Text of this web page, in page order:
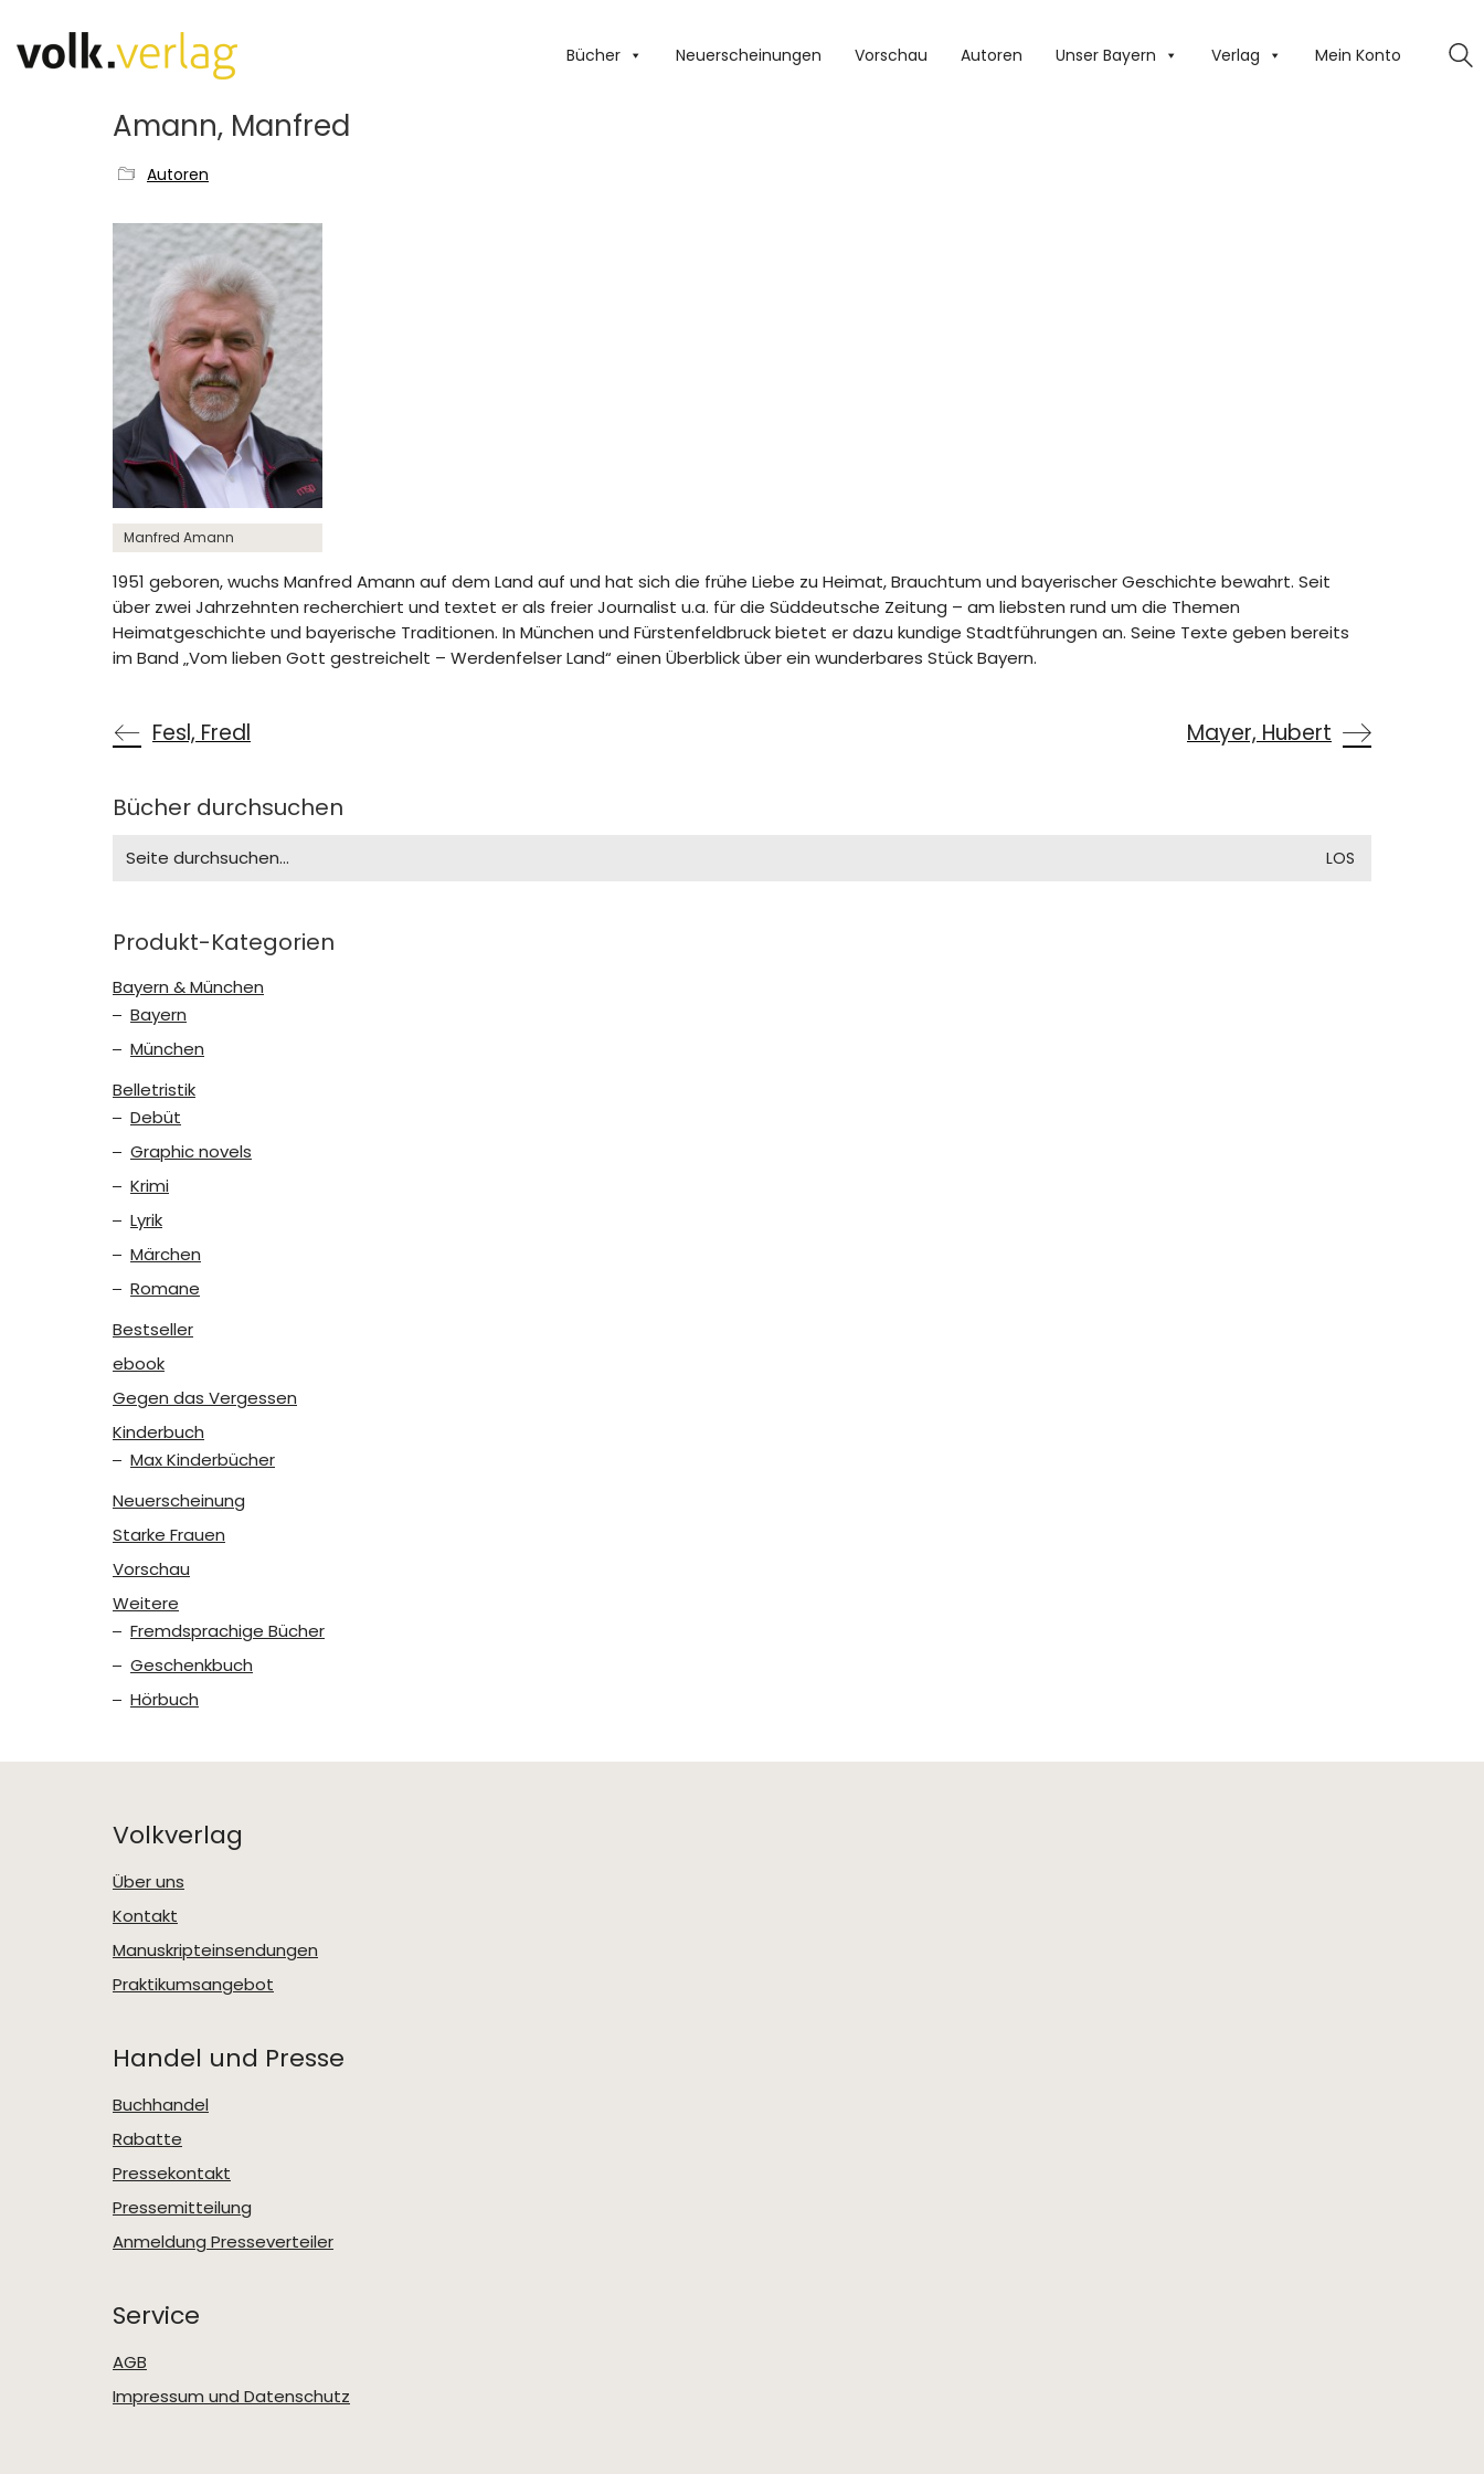
Bücher Neuerscheinungen Vorschau Autoren Unser Bayern Verlag Mein Konto
Amann, Manfred
Autoren
Manfred Amann
1951 geboren, wuchs Manfred Amann auf dem Land auf und hat sich die frühe Liebe zu Heimat, Brauchtum und bayerischer Geschichte bewahrt. Seit
über zwei Jahrzehnten recherchiert und textet er als freier Journalist u.a. für die Süddeutsche Zeitung – am liebsten rund um die Themen
Heimatgeschichte und bayerische Traditionen. In München und Fürstenfeldbruck bietet er dazu kundige Stadtführungen an. Seine Texte geben bereits
im Band „Vom lieben Gott gestreichelt – Werdenfelser Land“ einen Überblick über ein wunderbares Stück Bayern.
Fesl, Fredl Mayer, Hubert
Bücher durchsuchen
for:
Produkt-Kategorien
Bayern & München
Bayern
München
Belletristik
Debüt
Graphic novels
Krimi
Lyrik
Märchen
Romane
Bestseller
ebook
Gegen das Vergessen
Kinderbuch
Max Kinderbücher
Neuerscheinung
Starke Frauen
Vorschau
Weitere
Fremdsprachige Bücher
Geschenkbuch
Hörbuch
Volkverlag
Über uns
Kontakt
Manuskripteinsendungen
Praktikumsangebot
Handel und Presse
Buchhandel
Rabatte
Pressekontakt
Pressemitteilung
Anmeldung Presseverteiler
Service
AGB
Impressum und Datenschutz